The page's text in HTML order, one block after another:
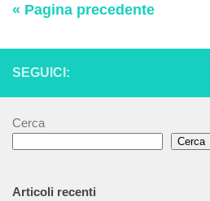
« Pagina precedente
SEGUICI:
Cerca
Cerca
Articoli recenti